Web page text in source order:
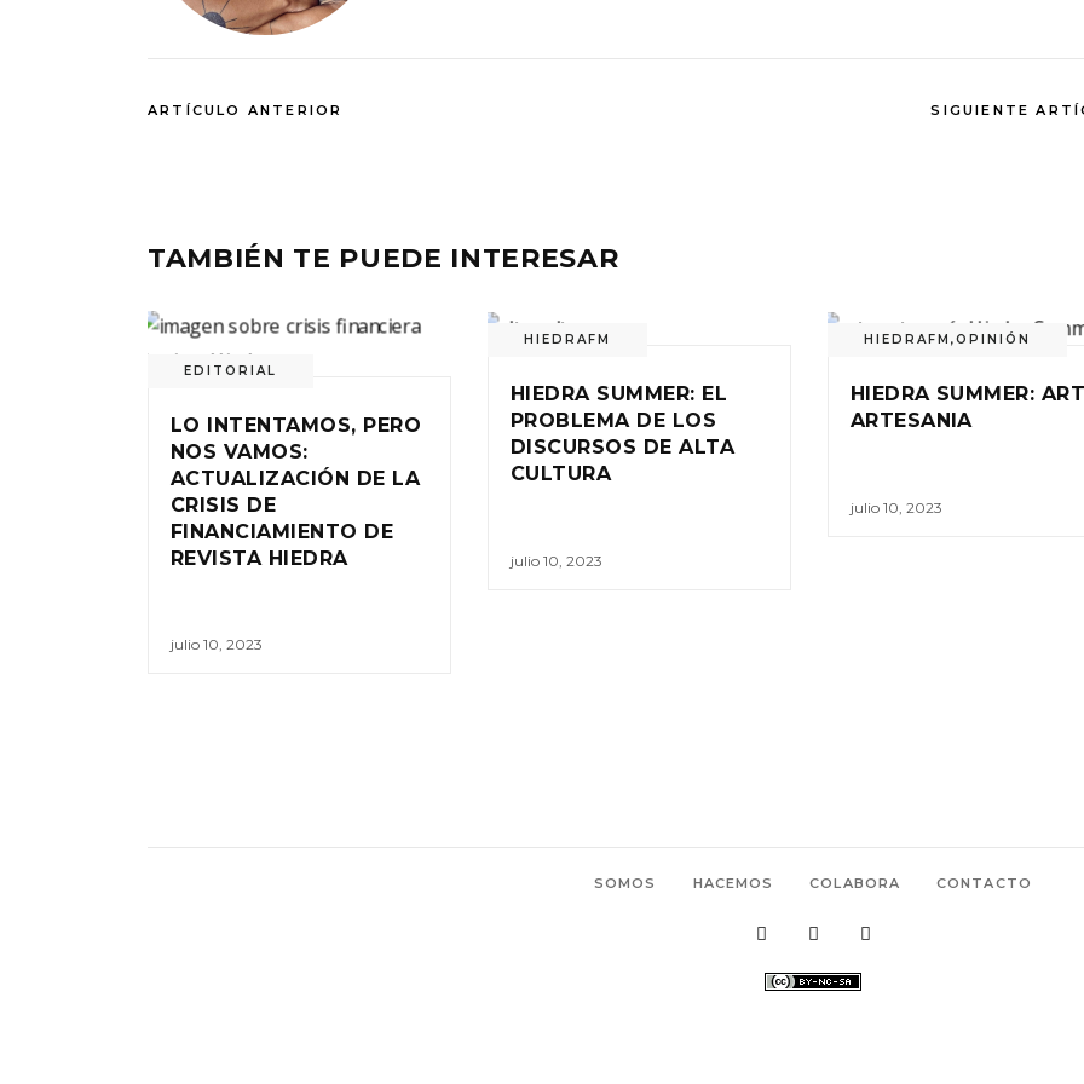
ARTÍCULO ANTERIOR SIGUIENTE
TAMBIÉN TE PUEDE INTERESAR
EDITORIAL
LO INTENTAMOS, PERO
NOS VAMOS:
ACTUALIZACIÓN DE LA
CRISIS DE
FINANCIAMIENTO DE
REVISTA HIEDRA
julio 10, 2023
HIEDRAFM
HIEDRA SUMMER: EL
PROBLEMA DE LOS
DISCURSOS DE ALTA
CULTURA
julio 10, 2023
HIEDRAFM ,OPINIÓN
HIEDRA SUMMER:
ARTESANIA
julio 10, 2023
SOMOS HACEMOS COLABORA CONTACTO